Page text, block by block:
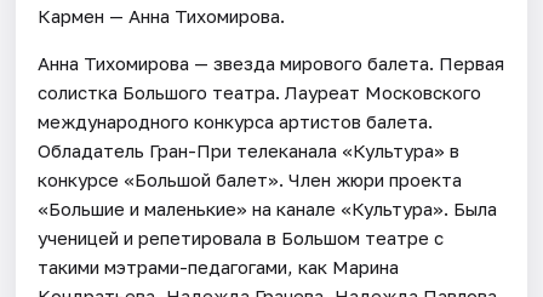
Кармен — Анна Тихомирова.
Анна Тихомирова — звезда мирового балета. Первая
солистка Большого театра. Лауреат Московского
международного конкурса артистов балета.
Обладатель Гран-При телеканала «Культура» в
конкурсе «Большой балет». Член жюри проекта
«Большие и маленькие» на канале «Культура». Была
ученицей и репетировала в Большом театре с
такими мэтрами-педагогами, как Марина